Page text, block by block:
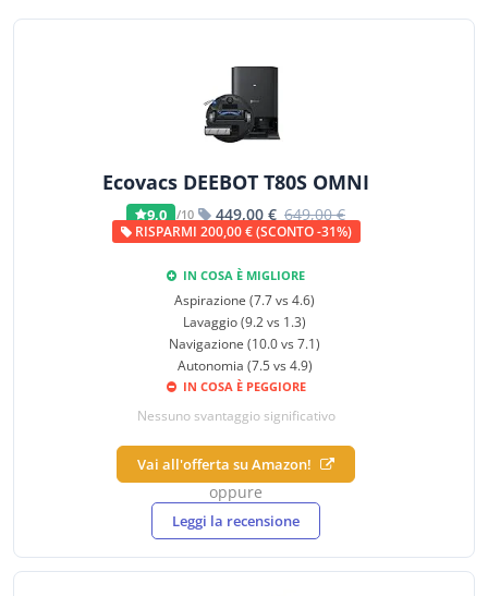
Ecovacs DEEBOT T80S OMNI
9,0 /10 449,00 € 649,00 €
RISPARMI 200,00 € (SCONTO -31%)
IN COSA È MIGLIORE
Aspirazione (7.7 vs 4.6)
Lavaggio (9.2 vs 1.3)
Navigazione (10.0 vs 7.1)
Autonomia (7.5 vs 4.9)
IN COSA È PEGGIORE
Nessuno svantaggio significativo
Vai all'offerta su Amazon!
oppure
Leggi la recensione